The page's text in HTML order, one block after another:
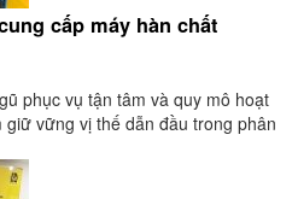
cấp máy hàn chất
phục vụ tận tâm và quy mô hoạt
vững vị thế dẫn đầu trong phân